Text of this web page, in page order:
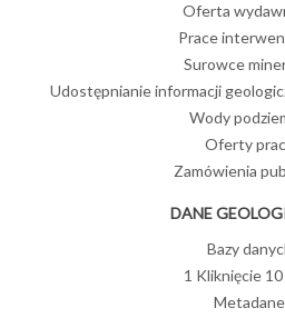
Oferta
Prace
Surowce
Udostępnianie informacji
Wody
Oferty
Zamówienia
DANE
Bazy
1 Kliknięcie
Metadane